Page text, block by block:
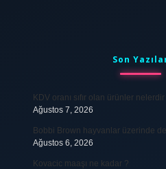
Sidebar
Son
KDV oranı sıfır olan ürünler nelerdir
Ağustos 7, 2026
Bobbi Brown hayvanlar üzerinde
Ağustos 6, 2026
Kovacic maaşı ne kadar ?